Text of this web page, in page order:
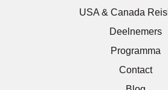
USA & Canada
Deelnemers
Programma
Contact